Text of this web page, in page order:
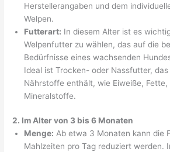
Herstellerangaben und dem
Welpen.
Futterart: In diesem Alter ist es
Welpenfutter zu wählen, das auf die
Bedürfnisse eines wachsenden
Ideal ist Trocken- oder Nassfutter,
Nährstoffe enthält, wie Eiweiße, Fette,
Mineralstoffe.
2. Im Alter von 3 bis 6 Monaten
Menge: Ab etwa 3 Monaten kann die
Mahlzeiten pro Tag reduziert werden.